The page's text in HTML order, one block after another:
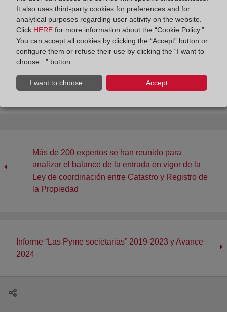
registrados en este mes.
Más de 200 expertos se han reunido para
analizar el balance de la entrada en vigor de la
Ley de coordinación entre Catastro y Registro de
la Propiedad
Informe “Las Pyme societarias” 2019-2023 y Avance
2024
It also uses third-party cookies for preferences and for
analytical purposes regarding user activity on the website.
Click HERE for more information about the “Cookie Policy.”
You can accept all cookies by clicking the “Accept” button or
configure them or refuse their use by clicking the “I want to
choose...” button.
I want to choose... Accept